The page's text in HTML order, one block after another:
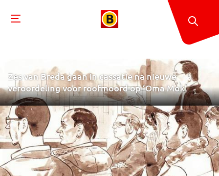
Zes van Breda gaan in cassatie na nieuwe
veroordeling voor roofmoord op ‘Oma Mok’